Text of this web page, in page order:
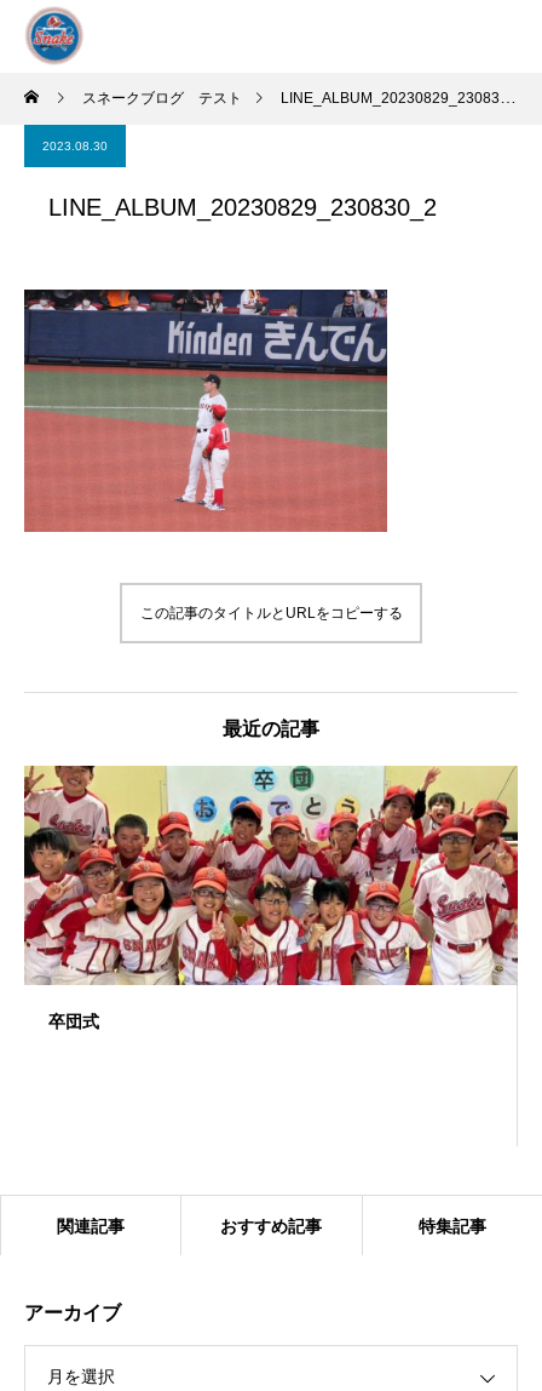
スネークブログ テスト LINE_ALBUM_20230829_230830_2
2023.08.30
LINE_ALBUM_20230829_230830_2
この記事のタイトルとURLをコピーする
最近の記事
卒団式
関連記事 おすすめ記事 特集記事
アーカイブ
月を選択